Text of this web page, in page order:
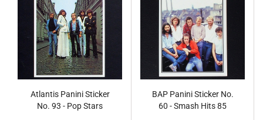
Atlantis Panini Sticker
No. 93 - Pop Stars
BAP Panini Sticker No.
60 - Smash Hits 85